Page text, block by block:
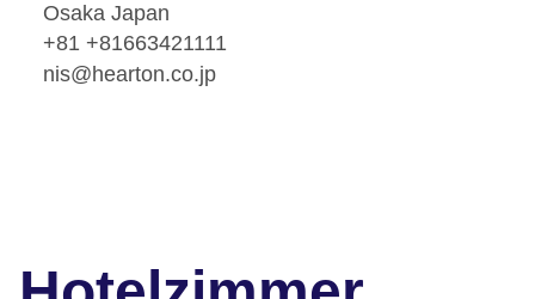
Osaka Japan
+81 +81663421111
nis@hearton.co.jp